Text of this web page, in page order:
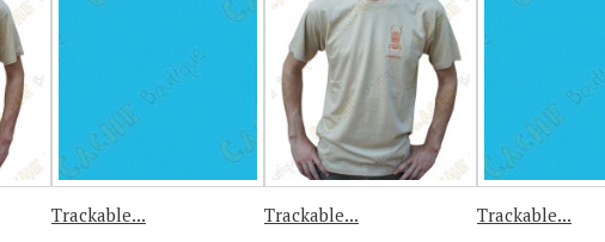
Trackable... Trackable... Trackable...